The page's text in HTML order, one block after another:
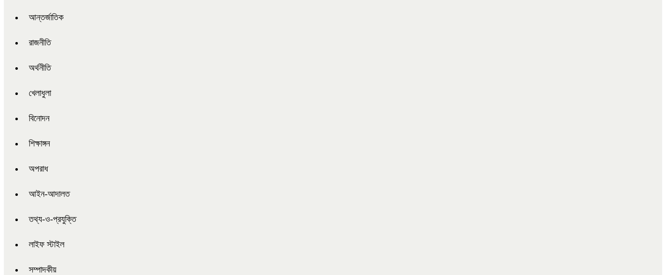
আন্তর্জাতিক
রাজনীতি
অর্থনীতি
খেলাধুলা
বিনোদন
শিক্ষাঙ্গন
অপরাধ
আইন-আদালত
তথ্য-ও-প্রযুক্তি
লাইফ স্টাইল
সম্পাদকীয়